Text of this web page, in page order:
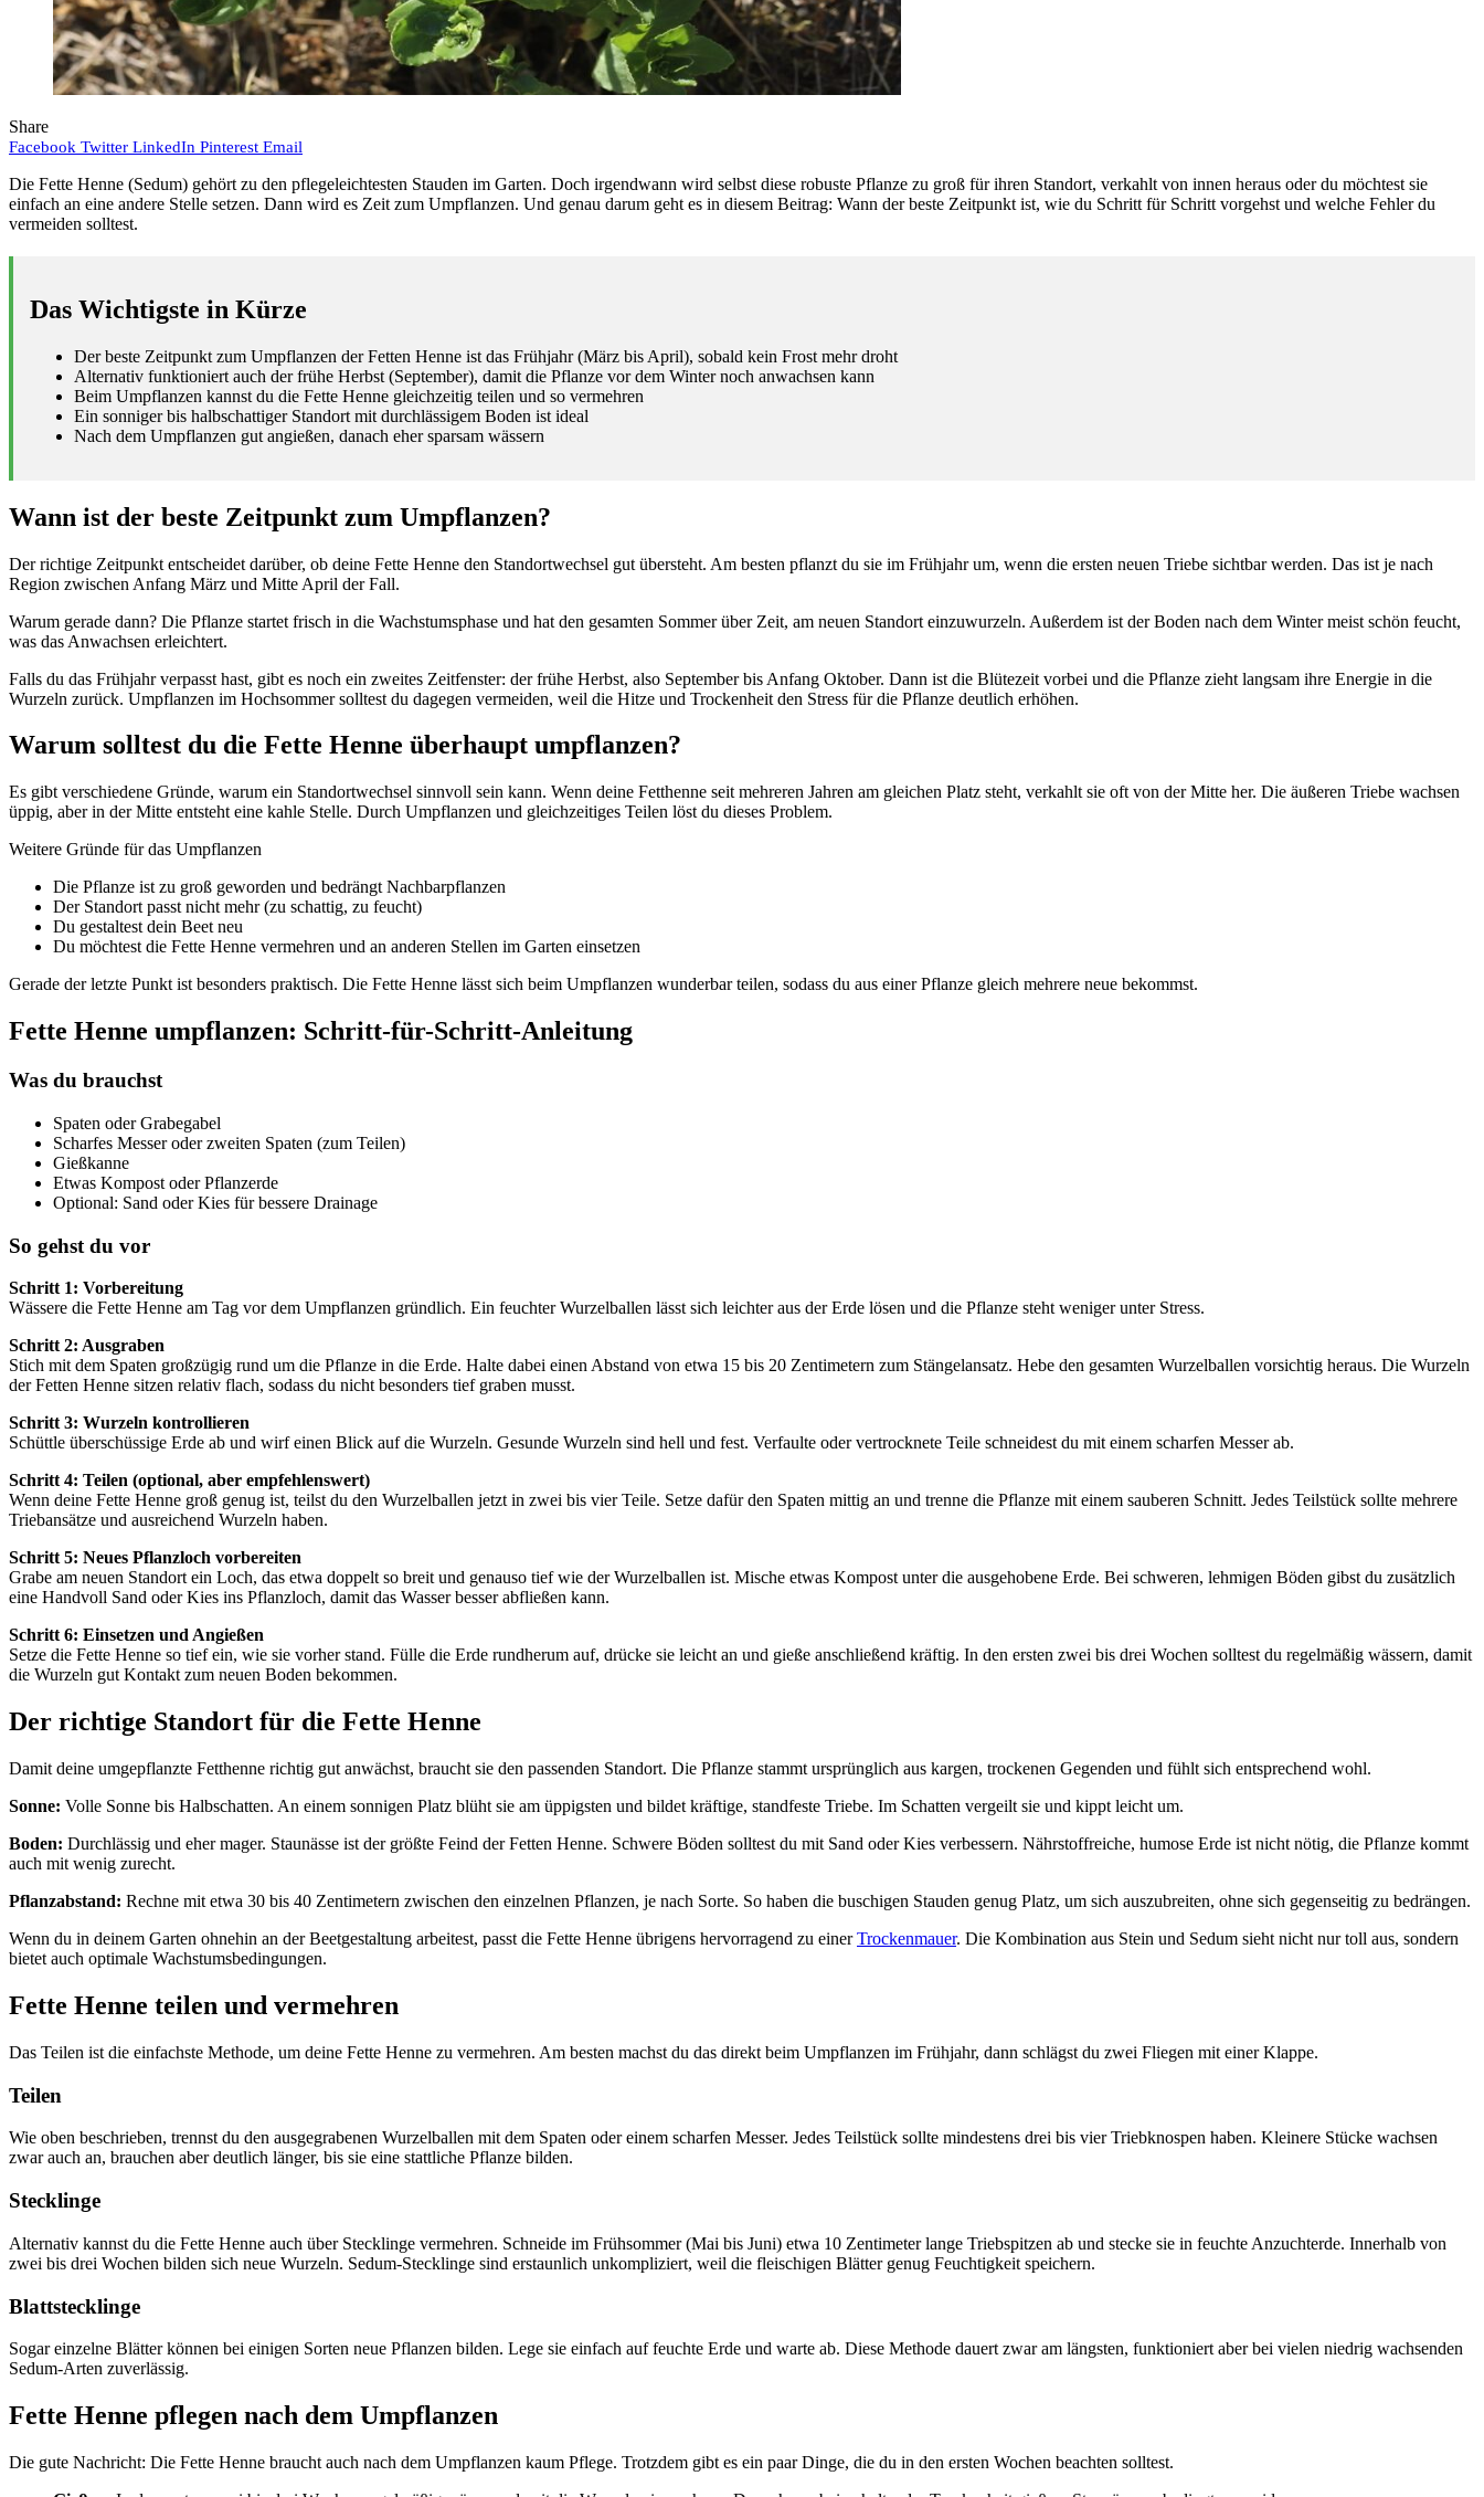
Share
Facebook Twitter LinkedIn Pinterest Email
Die Fette Henne (Sedum) gehört zu den pflegeleichtesten Stauden im Garten. Doch irgendwann wird selbst diese robuste Pflanze zu groß für ihren Standort, verkahlt von innen heraus oder du möchtest sie
einfach an eine andere Stelle setzen. Dann wird es Zeit zum Umpflanzen. Und genau darum geht es in diesem Beitrag: Wann der beste Zeitpunkt ist, wie du Schritt für Schritt vorgehst und welche Fehler du
vermeiden solltest.
Das Wichtigste in Kürze
Der beste Zeitpunkt zum Umpflanzen der Fetten Henne ist das Frühjahr (März bis April), sobald kein Frost mehr droht
Alternativ funktioniert auch der frühe Herbst (September), damit die Pflanze vor dem Winter noch anwachsen kann
Beim Umpflanzen kannst du die Fette Henne gleichzeitig teilen und so vermehren
Ein sonniger bis halbschattiger Standort mit durchlässigem Boden ist ideal
Nach dem Umpflanzen gut angießen, danach eher sparsam wässern
Wann ist der beste Zeitpunkt zum Umpflanzen?
Der richtige Zeitpunkt entscheidet darüber, ob deine Fette Henne den Standortwechsel gut übersteht. Am besten pflanzt du sie im Frühjahr um, wenn die ersten neuen Triebe sichtbar werden. Das ist je nach
Region zwischen Anfang März und Mitte April der Fall.
Warum gerade dann? Die Pflanze startet frisch in die Wachstumsphase und hat den gesamten Sommer über Zeit, am neuen Standort einzuwurzeln. Außerdem ist der Boden nach dem Winter meist schön feucht,
was das Anwachsen erleichtert.
Falls du das Frühjahr verpasst hast, gibt es noch ein zweites Zeitfenster: der frühe Herbst, also September bis Anfang Oktober. Dann ist die Blütezeit vorbei und die Pflanze zieht langsam ihre Energie in die
Wurzeln zurück. Umpflanzen im Hochsommer solltest du dagegen vermeiden, weil die Hitze und Trockenheit den Stress für die Pflanze deutlich erhöhen.
Warum solltest du die Fette Henne überhaupt umpflanzen?
Es gibt verschiedene Gründe, warum ein Standortwechsel sinnvoll sein kann. Wenn deine Fetthenne seit mehreren Jahren am gleichen Platz steht, verkahlt sie oft von der Mitte her. Die äußeren Triebe wachsen
üppig, aber in der Mitte entsteht eine kahle Stelle. Durch Umpflanzen und gleichzeitiges Teilen löst du dieses Problem.
Weitere Gründe für das Umpflanzen
Die Pflanze ist zu groß geworden und bedrängt Nachbarpflanzen
Der Standort passt nicht mehr (zu schattig, zu feucht)
Du gestaltest dein Beet neu
Du möchtest die Fette Henne vermehren und an anderen Stellen im Garten einsetzen
Gerade der letzte Punkt ist besonders praktisch. Die Fette Henne lässt sich beim Umpflanzen wunderbar teilen, sodass du aus einer Pflanze gleich mehrere neue bekommst.
Fette Henne umpflanzen: Schritt-für-Schritt-Anleitung
Was du brauchst
Spaten oder Grabegabel
Scharfes Messer oder zweiten Spaten (zum Teilen)
Gießkanne
Etwas Kompost oder Pflanzerde
Optional: Sand oder Kies für bessere Drainage
So gehst du vor
Schritt 1: Vorbereitung
Wässere die Fette Henne am Tag vor dem Umpflanzen gründlich. Ein feuchter Wurzelballen lässt sich leichter aus der Erde lösen und die Pflanze steht weniger unter Stress.
Schritt 2: Ausgraben
Stich mit dem Spaten großzügig rund um die Pflanze in die Erde. Halte dabei einen Abstand von etwa 15 bis 20 Zentimetern zum Stängelansatz. Hebe den gesamten Wurzelballen vorsichtig heraus. Die Wurzeln
der Fetten Henne sitzen relativ flach, sodass du nicht besonders tief graben musst.
Schritt 3: Wurzeln kontrollieren
Schüttle überschüssige Erde ab und wirf einen Blick auf die Wurzeln. Gesunde Wurzeln sind hell und fest. Verfaulte oder vertrocknete Teile schneidest du mit einem scharfen Messer ab.
Schritt 4: Teilen (optional, aber empfehlenswert)
Wenn deine Fette Henne groß genug ist, teilst du den Wurzelballen jetzt in zwei bis vier Teile. Setze dafür den Spaten mittig an und trenne die Pflanze mit einem sauberen Schnitt. Jedes Teilstück sollte mehrere
Triebansätze und ausreichend Wurzeln haben.
Schritt 5: Neues Pflanzloch vorbereiten
Grabe am neuen Standort ein Loch, das etwa doppelt so breit und genauso tief wie der Wurzelballen ist. Mische etwas Kompost unter die ausgehobene Erde. Bei schweren, lehmigen Böden gibst du zusätzlich
eine Handvoll Sand oder Kies ins Pflanzloch, damit das Wasser besser abfließen kann.
Schritt 6: Einsetzen und Angießen
Setze die Fette Henne so tief ein, wie sie vorher stand. Fülle die Erde rundherum auf, drücke sie leicht an und gieße anschließend kräftig. In den ersten zwei bis drei Wochen solltest du regelmäßig wässern, damit
die Wurzeln gut Kontakt zum neuen Boden bekommen.
Der richtige Standort für die Fette Henne
Damit deine umgepflanzte Fetthenne richtig gut anwächst, braucht sie den passenden Standort. Die Pflanze stammt ursprünglich aus kargen, trockenen Gegenden und fühlt sich entsprechend wohl.
Sonne: Volle Sonne bis Halbschatten. An einem sonnigen Platz blüht sie am üppigsten und bildet kräftige, standfeste Triebe. Im Schatten vergeilt sie und kippt leicht um.
Boden: Durchlässig und eher mager. Staunässe ist der größte Feind der Fetten Henne. Schwere Böden solltest du mit Sand oder Kies verbessern. Nährstoffreiche, humose Erde ist nicht nötig, die Pflanze kommt
auch mit wenig zurecht.
Pflanzabstand: Rechne mit etwa 30 bis 40 Zentimetern zwischen den einzelnen Pflanzen, je nach Sorte. So haben die buschigen Stauden genug Platz, um sich auszubreiten, ohne sich gegenseitig zu bedrängen.
Wenn du in deinem Garten ohnehin an der Beetgestaltung arbeitest, passt die Fette Henne übrigens hervorragend zu einerTrockenmauer. Die Kombination aus Stein und Sedum sieht nicht nur toll aus, sondern
bietet auch optimale Wachstumsbedingungen.
Fette Henne teilen und vermehren
Das Teilen ist die einfachste Methode, um deine Fette Henne zu vermehren. Am besten machst du das direkt beim Umpflanzen im Frühjahr, dann schlägst du zwei Fliegen mit einer Klappe.
Teilen
Wie oben beschrieben, trennst du den ausgegrabenen Wurzelballen mit dem Spaten oder einem scharfen Messer. Jedes Teilstück sollte mindestens drei bis vier Triebknospen haben. Kleinere Stücke wachsen
zwar auch an, brauchen aber deutlich länger, bis sie eine stattliche Pflanze bilden.
Stecklinge
Alternativ kannst du die Fette Henne auch über Stecklinge vermehren. Schneide im Frühsommer (Mai bis Juni) etwa 10 Zentimeter lange Triebspitzen ab und stecke sie in feuchte Anzuchterde. Innerhalb von
zwei bis drei Wochen bilden sich neue Wurzeln. Sedum-Stecklinge sind erstaunlich unkompliziert, weil die fleischigen Blätter genug Feuchtigkeit speichern.
Blattstecklinge
Sogar einzelne Blätter können bei einigen Sorten neue Pflanzen bilden. Lege sie einfach auf feuchte Erde und warte ab. Diese Methode dauert zwar am längsten, funktioniert aber bei vielen niedrig wachsenden
Sedum-Arten zuverlässig.
Fette Henne pflegen nach dem Umpflanzen
Die gute Nachricht: Die Fette Henne braucht auch nach dem Umpflanzen kaum Pflege. Trotzdem gibt es ein paar Dinge, die du in den ersten Wochen beachten solltest.